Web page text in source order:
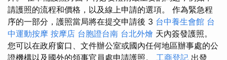
請護照的流程和價格，以及線上申請的選項。 作為緊急程
序的一部分，護照當局將在提交申請後 3 台中養生會館 台
中運動按摩 按摩店 台胞證台南 台北外燴 天內簽發護照。
您可以在政府窗口、文件辦公室或國內任何地區辦事處的公
證機構以及國外的領事官員處申請護照。 工商登記 出發